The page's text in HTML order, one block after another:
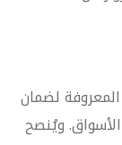
لضمان
ويُنصح